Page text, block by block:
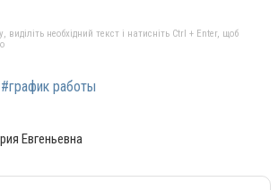
необхідний текст і натисніть Ctrl + Enter, щоб
#график работы
Евгеньевна